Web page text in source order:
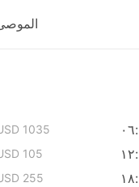
1035+
105+
255+